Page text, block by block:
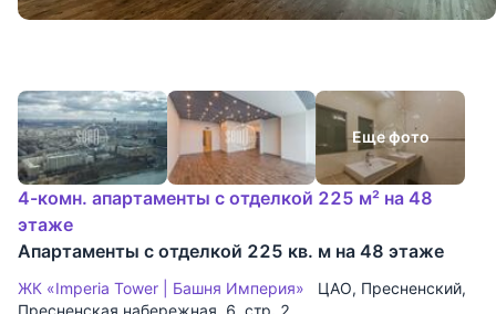
Еще фото
4-комн. апартаменты с отделкой 225 м² на 48
этаже
Апартаменты с отделкой 225 кв. м на 48 этаже
ЖК «Imperia Tower | Башня Империя» ЦАО, Пресненский,
Пресненская набережная, 6, стр. 2